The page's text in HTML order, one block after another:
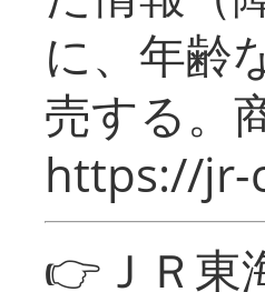
に、年齢
売する。
https://jr-
👉ＪＲ東